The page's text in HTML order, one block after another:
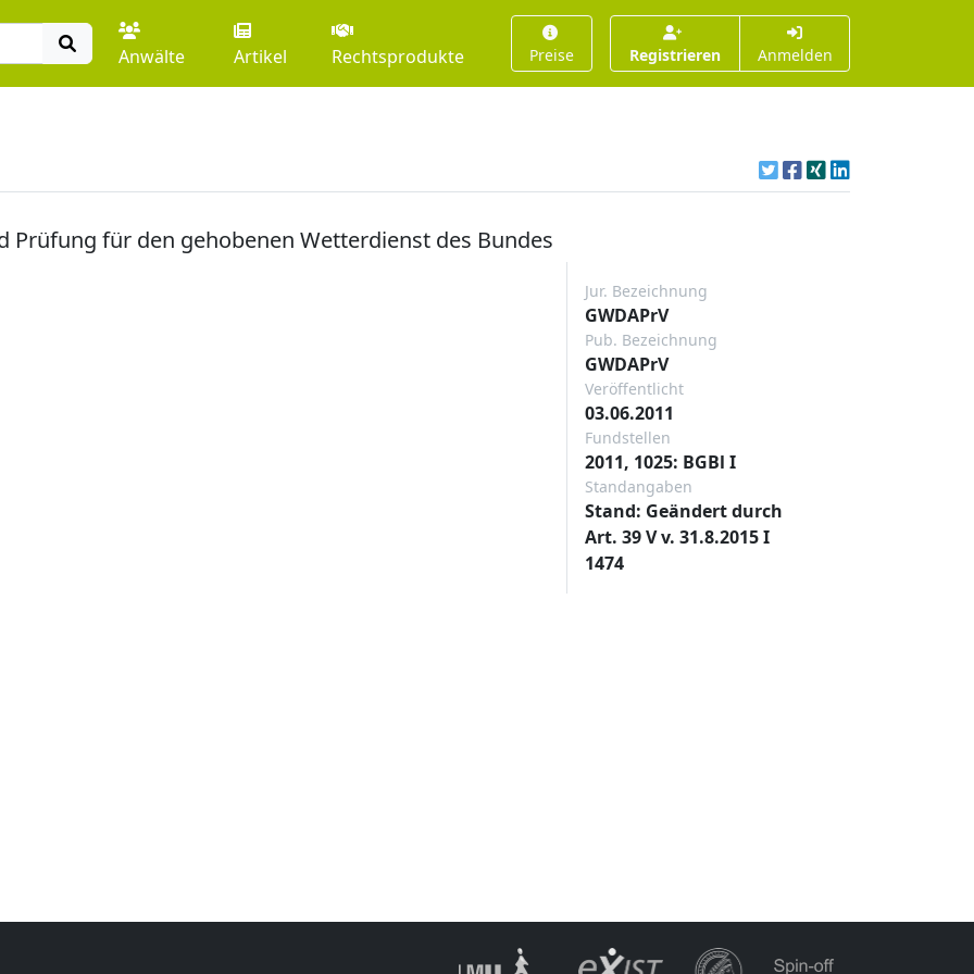
Anwälte Artikel Rechtsprodukte Preise Registrieren Anmelden
für den gehobenen Wetterdienst des Bundes
Jur. Bezeichnung
GWDAPrV
Pub. Bezeichnung
GWDAPrV
Veröffentlicht
03.06.2011
Fundstellen
2011, 1025: BGBl I
Standangaben
Stand: Geändert durch
Art. 39 V v. 31.8.2015 I
1474